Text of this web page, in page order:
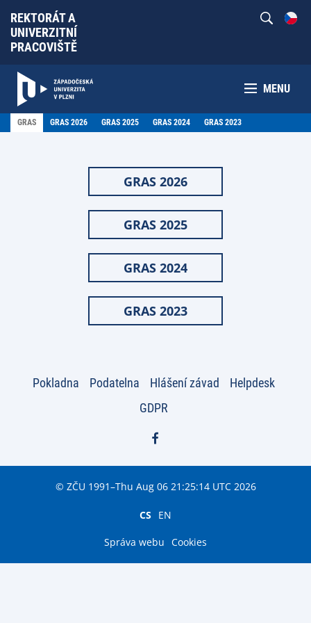
REKTORÁT A
UNIVERZITNÍ
PRACOVIŠTĚ
MENU
GRAS GRAS 2026 GRAS 2025 GRAS 2024 GRAS 2023
GRAS 2026
GRAS 2025
GRAS 2024
GRAS 2023
Pokladna Podatelna Hlášení závad
Helpdesk
GDPR
© ZČU 1991–Thu Aug 06 21:25:14 UTC 2026
CS EN
Správa webu Cookies